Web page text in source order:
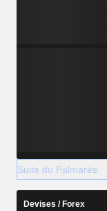
Suite du Palmarès
Devises / Forex